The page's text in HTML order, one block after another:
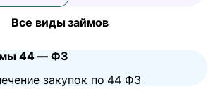
Все виды займов
44 — ФЗ
закупок по 44 ФЗ